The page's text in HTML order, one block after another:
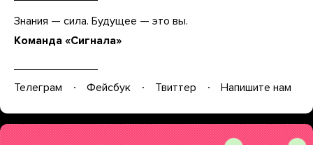
Знания — сила. Будущее — это вы.
Команда «Сигнала»
Телеграм Фейсбук Твиттер Напишите нам